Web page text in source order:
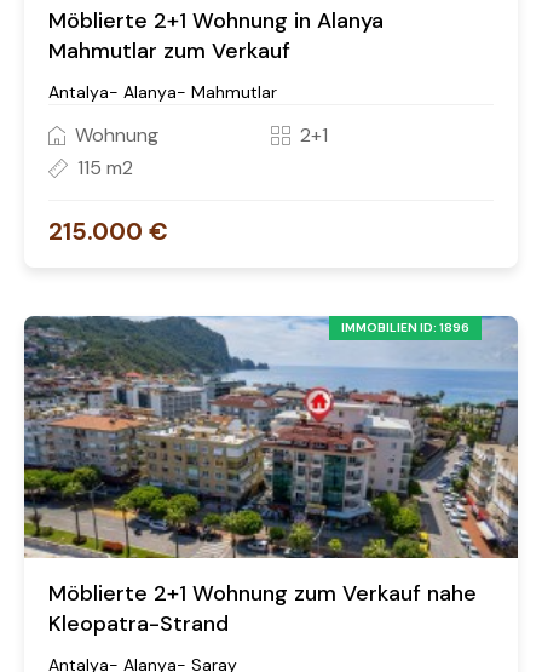
Möblierte 2+1 Wohnung in Alanya
Mahmutlar zum Verkauf
Antalya- Alanya- Mahmutlar
Wohnung
2+1
115 m2
215.000 €
IMMOBILIEN ID: 1896
Möblierte 2+1 Wohnung zum Verkauf nahe
Kleopatra-Strand
Antalya- Alanya- Saray